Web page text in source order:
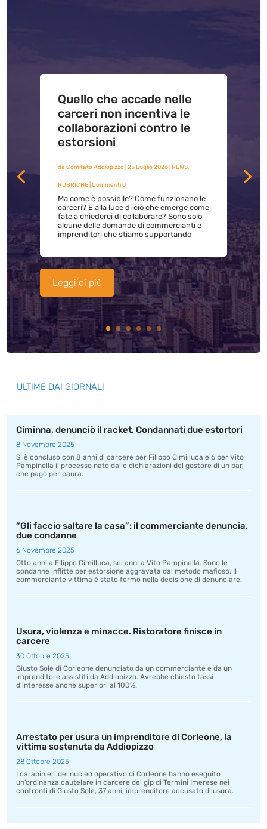
Quello che accade nelle
carceri non incentiva le
collaborazioni contro le
estorsioni
da Comitato Addiopizzo| 25 Luglio 2026| NEWS,
RUBRICHE| Commenti 0
Ma come è possibile? Come funzionano le
carceri? E alla luce di ciò che emerge come
fate a chiederci di collaborare? Sono solo
alcune delle domande di commercianti e
imprenditori che stiamo supportando
Leggi di più
ULTIME DAI GIORNALI
Ciminna, denunciò il racket. Condannati due estortori
8 Novembre 2025
Si è concluso con 8 anni di carcere per Filippo Cimilluca e 6 per Vito
Pampinella il processo nato dalle dichiarazioni del gestore di un bar,
che pagò per paura.
“Gli faccio saltare la casa”: il commerciante denuncia,
due condanne
6 Novembre 2025
Otto anni a Filippo Cimilluca, sei anni a Vito Pampinella. Sono le
condanne inflitte per estorsione aggravata dal metodo mafioso. Il
commerciante vittima è stato fermo nella decisione di denunciare.
Usura, violenza e minacce. Ristoratore finisce in
carcere
30 Ottobre 2025
Giusto Sole di Corleone denunciato da un commerciante e da un
imprenditore assistiti da Addiopizzo. Avrebbe chiesto tassi
d’interesse anche superiori al 100%.
Arrestato per usura un imprenditore di Corleone, la
vittima sostenuta da Addiopizzo
28 Ottobre 2025
I carabinieri del nucleo operativo di Corleone hanno eseguito
un’ordinanza cautelare in carcere del gip di Termini Imerese nei
confronti di Giusto Sole, 37 anni, imprenditore accusato di usura.